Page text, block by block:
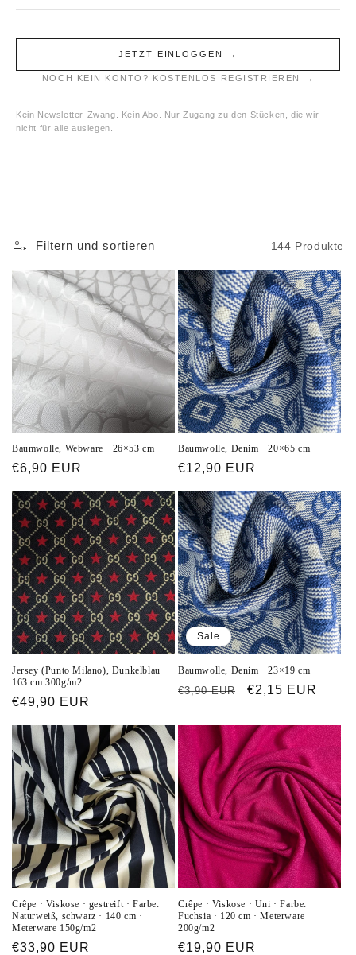
JETZT EINLOGGEN →
NOCH KEIN KONTO? KOSTENLOS REGISTRIEREN →
Kein Newsletter-Zwang. Kein Abo. Nur Zugang zu den Stücken, die wir
nicht für alle auslegen.
Filtern und sortieren 144 Produkte
Baumwolle, Webware · 26×53 cm
Normaler
€6,90 EUR
Baumwolle, Denim · 20×65 cm
Normaler
€12,90 EUR
Jersey (Punto Milano), Dunkelblau ·
163 cm 300g/m2
Normaler
€49,90 EUR
Sale
Baumwolle, Denim · 23×19 cm
Normaler
€3,90 EUR Verkaufspreis
€2,15 EUR
Crêpe · Viskose · gestreift · Farbe:
Naturweiß, schwarz · 140 cm ·
Meterware 150g/m2
Normaler
€33,90 EUR
Crêpe · Viskose · Uni · Farbe:
Fuchsia · 120 cm · Meterware
200g/m2
Normaler
€19,90 EUR